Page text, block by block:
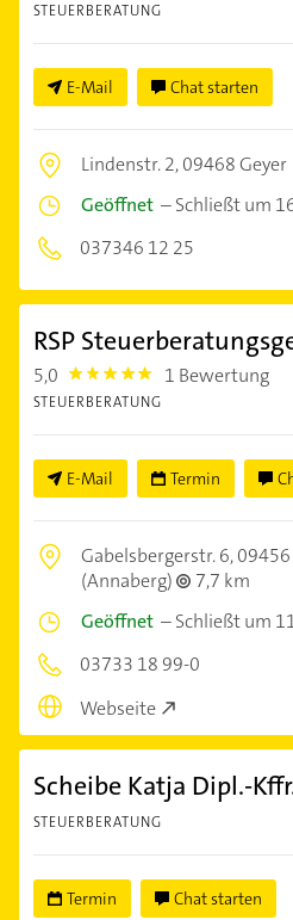
STEUERBERATUNG
E-Mail Chat starten
Lindenstr. 2,09468 Geyer
Geöffnet –Schließt um
037346 12 25
RSP
5,0 5.0 1 Bewertung
STEUERBERATUNG
E-Mail Termin
Gabelsbergerstr. 6,
(Annaberg)
7,7 km
Geöffnet –Schließt um
03733 18 99-0
Webseite
Scheibe Katja Dipl.-
STEUERBERATUNG
Termin Chat starten